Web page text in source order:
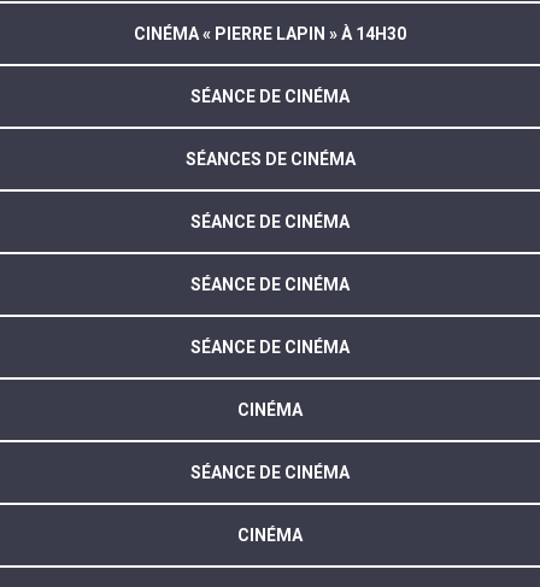
CINÉMA « PIERRE LAPIN » À 14H30
SÉANCE DE CINÉMA
SÉANCES DE CINÉMA
SÉANCE DE CINÉMA
SÉANCE DE CINÉMA
SÉANCE DE CINÉMA
CINÉMA
SÉANCE DE CINÉMA
CINÉMA